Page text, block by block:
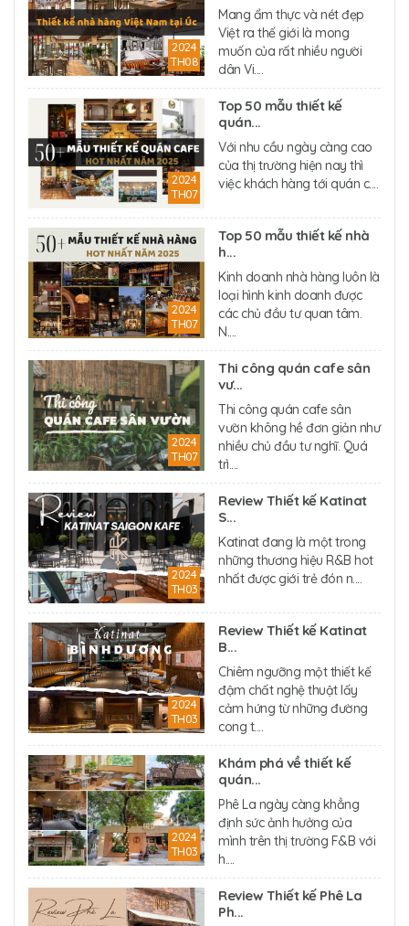
2024
TH08
Mang ẩm thực và nét đẹp
Việt ra thế giới là mong
muốn của rất nhiều người
dân Vi....
2024
TH07
Top 50 mẫu thiết kế
quán...
Với nhu cầu ngày càng cao
của thị trường hiện nay thì
việc khách hàng tới quán c....
2024
TH07
Top 50 mẫu thiết kế nhà
h...
Kinh doanh nhà hàng luôn là
loại hình kinh doanh được
các chủ đầu tư quan tâm.
N....
2024
TH07
Thi công quán cafe sân
vư...
Thi công quán cafe sân
vườn không hề đơn giản như
nhiều chủ đầu tư nghĩ. Quá
trì....
2024
TH03
Review Thiết kế Katinat
S...
Katinat đang là một trong
những thương hiệu R&B hot
nhất được giới trẻ đón n....
2024
TH03
Review Thiết kế Katinat
B...
Chiêm ngưỡng một thiết kế
đậm chất nghệ thuật lấy
cảm hứng từ những đường
cong t....
2024
TH03
Khám phá về thiết kế
quán...
Phê La ngày càng khẳng
định sức ảnh hưởng của
mình trên thị trường F&B với
h....
Review Thiết kế Phê La
Ph...